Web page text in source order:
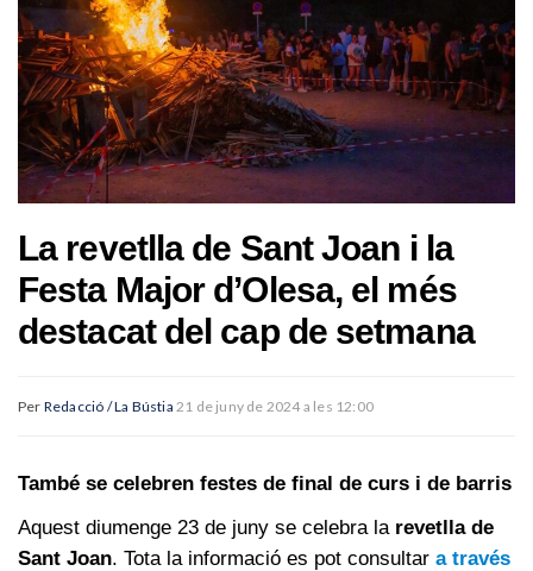
La revetlla de Sant Joan i la
Festa Major d’Olesa, el més
destacat del cap de setmana
Per Redacció / La Bústia 21 de juny de 2024 a les 12:00
També se celebren festes de final de curs i de barris
Aquest diumenge 23 de juny se celebra la revetlla de
Sant Joan. Tota la informació es pot consultar a través